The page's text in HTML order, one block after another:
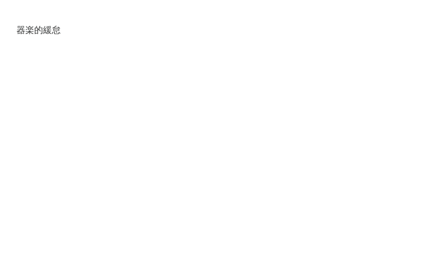
器楽的緩怠